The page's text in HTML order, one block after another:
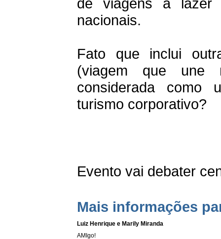
nacionais.
Fato que inclui
(viagem que une
considerada como
turismo corporativo?
Evento vai debater
Mais informações
Luiz Henrique e Marily Miranda
AMIgo!